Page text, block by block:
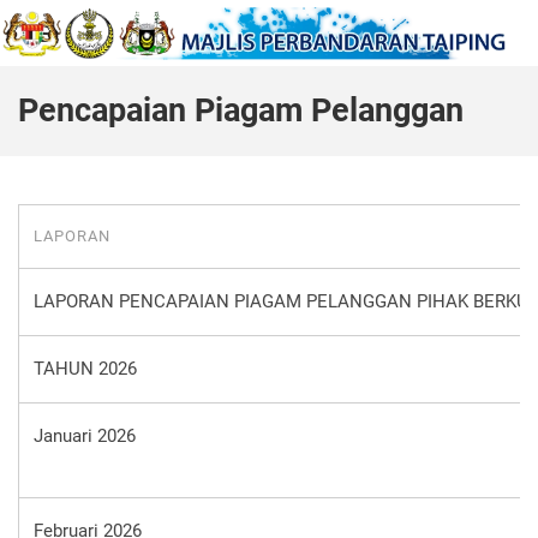
Pencapaian Piagam Pelanggan
LAPORAN
LAPORAN PENCAPAIAN PIAGAM PELANGGAN PIHAK
TAHUN 2026
Januari 2026
Februari 2026